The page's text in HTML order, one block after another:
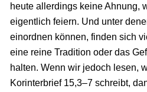
heute allerdings keine Ahnung,
eigentlich feiern. Und unter
einordnen können, finden sich
eine reine Tradition oder das
halten. Wenn wir jedoch lesen,
Korinterbrief 15,3–7 schreibt,